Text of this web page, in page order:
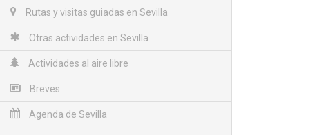
Rutas y visitas guiadas en Sevilla
Otras actividades en Sevilla
Actividades al aire libre
Breves
Agenda de Sevilla